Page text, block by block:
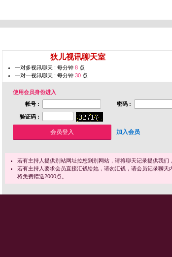
狄儿视讯聊天室
一对多视讯聊天 : 每分钟 8 点
一对一视讯聊天 : 每分钟 30 点
使用会员身份进入
帐号 :
密码 :
验证码 :
加入会员
若有主持人提供别站网址拉您到别网站，请将聊天记录提供我们
若有主持人要求会员直接汇钱给她，请勿汇钱，请会员记录聊
将免费赠送2000点。